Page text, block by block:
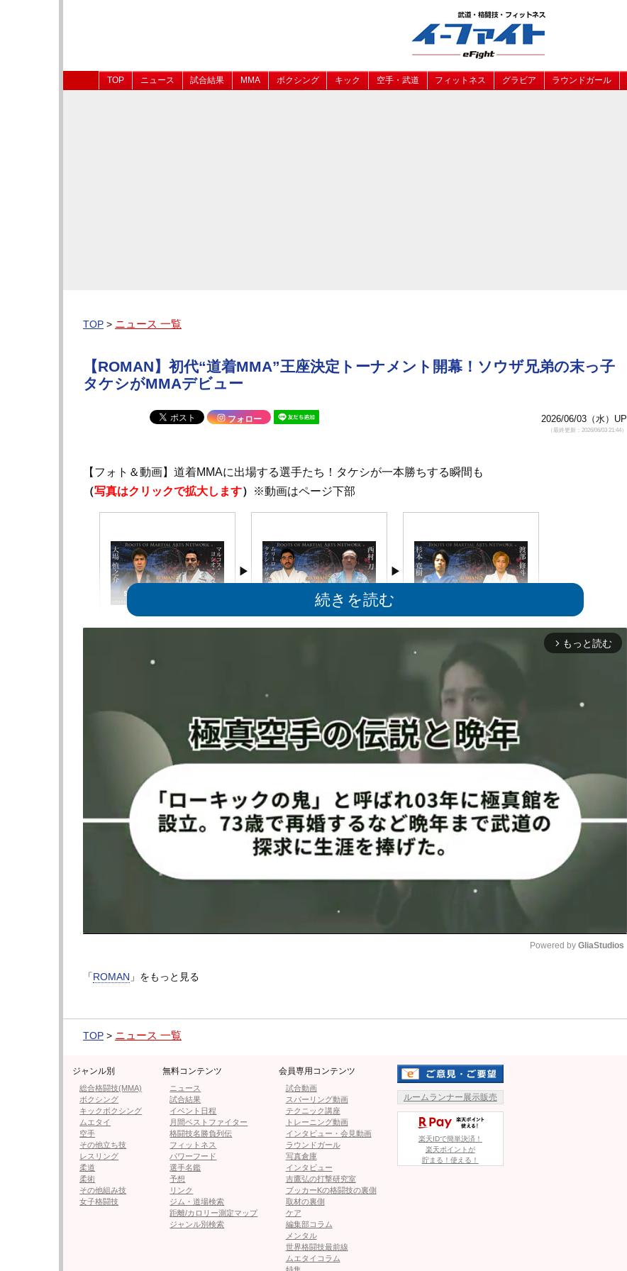
TOP ニュース 試合結果 MMA ボクシング キック 空手・武道 フィットネス グラビア ラウンドガール
TOP > ニュース 一覧
【ROMAN】初代“道着MMA”王座決定トーナメント開幕！ソウザ兄弟の末っ子
タケシがMMAデビュー
フォロー 2026/06/03（水）UP
（最終更新：2026/06/03 21:44）
【フォト＆動画】道着MMAに出場する選手たち！タケシが一本勝ちする瞬間も
（写真はクリックで拡大します） ※動画はページ下部
ハッキネン・シウバvs市川剛希
柔術で数々の実績を残したシャビ
エル・シウバも参戦
動画はページ下部
表示されない
場合はこちらをクリック
【動画】タケシの一本勝ちシーン
ROMAN5の記事に戻る
1
≪ 前のページへ
arrow_forward_ios もっと読む
Powered by GliaStudios
「ROMAN 」をもっと見る
TOP > ニュース 一覧
ジャンル別
総合格闘技(MMA)
ボクシング
キックボクシング
ムエタイ
空手
その他立ち技
レスリング
柔道
柔術
その他組み技
女子格闘技
無料コンテンツ
ニュース
試合結果
イベント日程
月間ベストファイター
格闘技名勝負列伝
フィットネス
パワーフード
選手名鑑
予想
リンク
ジム・道場検索
距離/カロリー測定マップ
ジャンル別検索
会員専用コンテンツ
試合動画
スパーリング動画
テクニック講座
トレーニング動画
インタビュー・会見動画
ラウンドガール
写真倉庫
インタビュー
吉鷹弘の打撃研究室
ブッカーKの格闘技の裏側
取材の裏側
ケア
編集部コラム
メンタル
世界格闘技最前線
ムエタイコラム
ルームランナー展示販売
楽天IDで簡単決済！
楽天ポイントが
貯まる！使える！